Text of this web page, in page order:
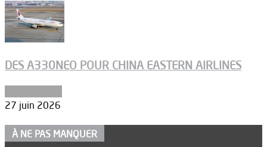
DES A330NEO POUR CHINA EASTERN AIRLINES
27 juin 2026
À NE PAS MANQUER